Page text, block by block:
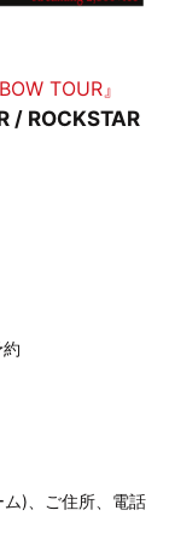
TOUR』
/ ROCKSTAR
ム)、ご住所、電話